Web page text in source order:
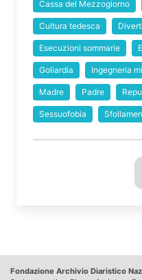
Cassa del Mezzogiorno
Cultura tedesca
Esecuzioni sommarie
Goliardia Ingegneria
Madre Padre
Sessuofobia
Fondazione Archivio Diaristico